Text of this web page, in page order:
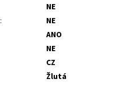
NE
:
NE
ANO
NE
CZ
Žlutá